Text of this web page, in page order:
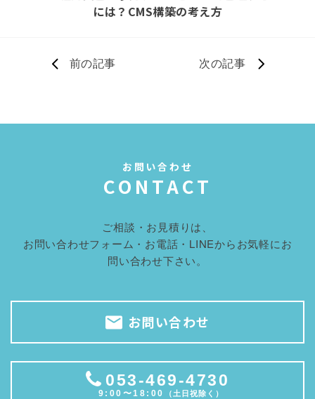
には？CMS構築の考え方
前の記事 次の記事
お問い合わせ
CONTACT
ご相談・お見積りは、
お問い合わせフォーム・お電話・LINEからお気軽にお
問い合わせ下さい。
お問い合わせ
053-469-4730
9:00〜18:00 （土日祝除く）